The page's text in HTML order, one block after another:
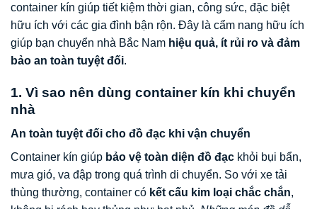
container kín giúp tiết kiệm thời gian, công sức, đặc biệt
hữu ích với các gia đình bận rộn. Đây là cẩm nang hữu ích
giúp bạn chuyển nhà Bắc Nam hiệu quả, ít rủi ro và đảm
bảo an toàn tuyệt đối.
1. Vì sao nên dùng container kín khi chuyển
nhà
An toàn tuyệt đối cho đồ đạc khi vận chuyển
Container kín giúp bảo vệ toàn diện đồ đạc khỏi bụi bẩn,
mưa gió, va đập trong quá trình di chuyển. So với xe tải
thùng thường, container có kết cấu kim loại chắc chắn,